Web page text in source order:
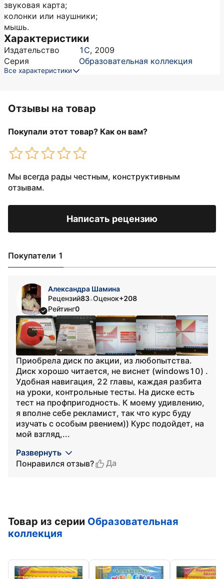
звуковая карта;
колонки или наушники;
мышь.
Характеристики
Издательство 1С, 2009
Серия
Образовательная коллекция
Все характеристики
Отзывы на товар
Покупали этот товар? Как он вам?
Мы всегда рады честным, конструктивным
отзывам.
Написать рецензию
Покупатели 1
Александра Шамина
Рецензий83•Оценок+208
Рейтинг0
Приобрела диск по акции, из любопытства.
Диск хорошо читается, не виснет (windows10) .
Удобная навигация, 22 главы, каждая разбита
на уроки, контрольные тесты. На диске есть
тест на профпригодность. К моему удивлению,
я вполне себе рекламист, так что курс буду
изучать с особым рвением)) Курс подойдет, на
мой взгляд,...
Развернуть
Понравился отзыв?
Да
Товар из серии Образовательная
коллекция